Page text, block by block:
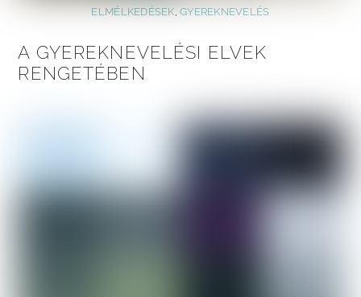
ELMÉLKEDÉSEK,GYEREKNEVELÉS
A GYEREKNEVELÉSI ELVEK
RENGETÉBEN